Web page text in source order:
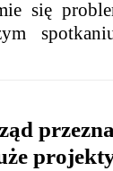
się